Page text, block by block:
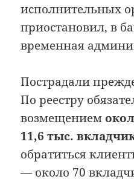
исполнительных
приостановил, в
временная
Пострадали
По реестру
возмещением
11,6 тыс.
обратиться
— около 70